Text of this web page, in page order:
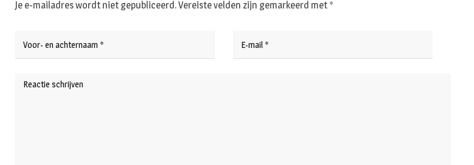
Je e-mailadres wordt niet gepubliceerd.Vereiste velden zijn gemarkeerd met *